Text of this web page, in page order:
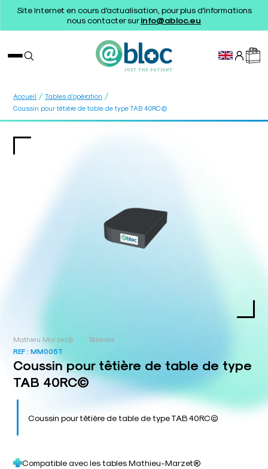
Site Internet en cours d'actualisation, pour plus d'informations
nous contacter surinfo@abloc.eu
Accueil / Tables d’opération /
Coussin pour têtière de table de type TAB 40RC©
Mathieu Marzet® /
Têtières
REF :MM005T
Coussin pour têtière de table de type
TAB 40RC©
Coussin pour têtière de table de type TAB 40RC©
Compatible avec les tables Mathieu-Marzet®